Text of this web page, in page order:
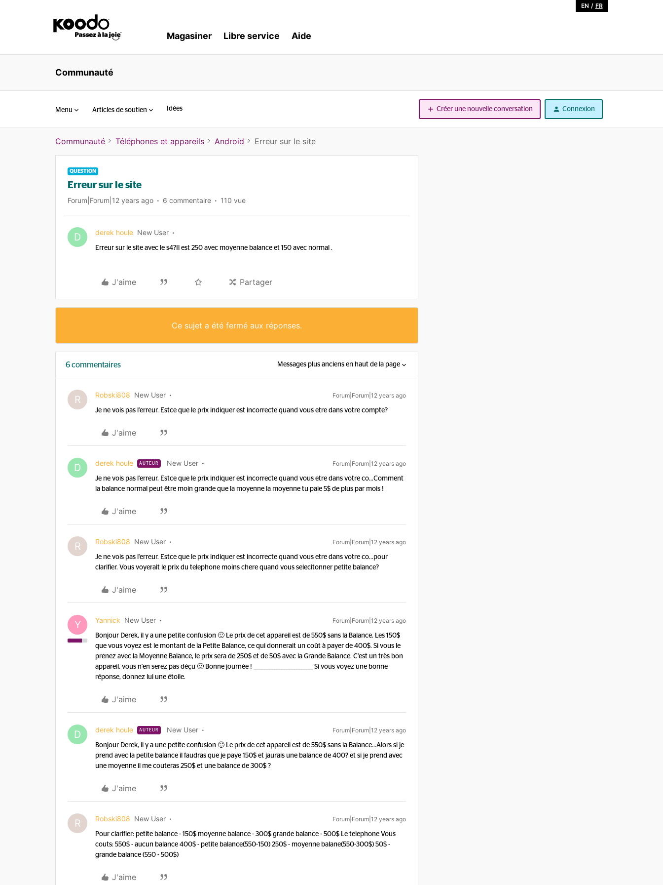
EN / FR
Magasiner Libre service Aide
Communauté
Menu Articles de soutien Idées Créer une nouvelle conversation Connexion
Communauté Téléphones et appareils Android Erreur sur le site
QUESTION
Erreur sur le site
Forum|Forum|12 years ago 6 commentaire 110 vue
D derek houle New User
Erreur sur le site avec le s4?Il est 250 avec moyenne balance et 150 avec normal .
J'aime Partager
Ce sujet a été fermé aux réponses.
6 commentaires Messages plus anciens en haut de la page
R Robski808 New User Forum|Forum|12 years ago
Je ne vois pas l'erreur. Estce que le prix indiquer est incorrecte quand vous etre dans votre compte?
J'aime
D derek houle AUTEUR New User Forum|Forum|12 years ago
Je ne vois pas l'erreur. Estce que le prix indiquer est incorrecte quand vous etre dans votre co...Comment
la balance normal peut être moin grande que la moyenne la moyenne tu paie 5$ de plus par mois !
J'aime
R Robski808 New User Forum|Forum|12 years ago
Je ne vois pas l'erreur. Estce que le prix indiquer est incorrecte quand vous etre dans votre co...pour
clarifier. Vous voyerait le prix du telephone moins chere quand vous selecitonner petite balance?
J'aime
Y Yannick New User Forum|Forum|12 years ago
Bonjour Derek, il y a une petite confusion 🙂 Le prix de cet appareil est de 550$ sans la Balance. Les 150$
que vous voyez est le montant de la Petite Balance, ce qui donnerait un coût à payer de 400$. Si vous le
prenez avec la Moyenne Balance, le prix sera de 250$ et de 50$ avec la Grande Balance. C'est un très bon
appareil, vous n'en serez pas déçu 🙂 Bonne journée ! ________________________ Si vous voyez une bonne
réponse, donnez lui une étoile.
J'aime
D derek houle AUTEUR New User Forum|Forum|12 years ago
Bonjour Derek, il y a une petite confusion 🙂 Le prix de cet appareil est de 550$ sans la Balance...Alors si je
prend avec la petite balance il faudras que je paye 150$ et jaurais une balance de 400? et si je prend avec
une moyenne il me couteras 250$ et une balance de 300$ ?
J'aime
R Robski808 New User Forum|Forum|12 years ago
Pour clarifier: petite balance - 150$ moyenne balance - 300$ grande balance - 500$ Le telephone Vous
couts: 550$ - aucun balance 400$ - petite balance(550-150) 250$ - moyenne balane(550-300$) 50$ -
grande balance (550 - 500$)
J'aime